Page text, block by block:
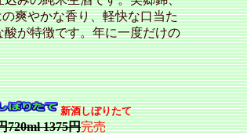
爽やかな香り、軽快な口当た
が特徴です。年に一度だけの
新酒しぼりたて
720ml 1375円完売